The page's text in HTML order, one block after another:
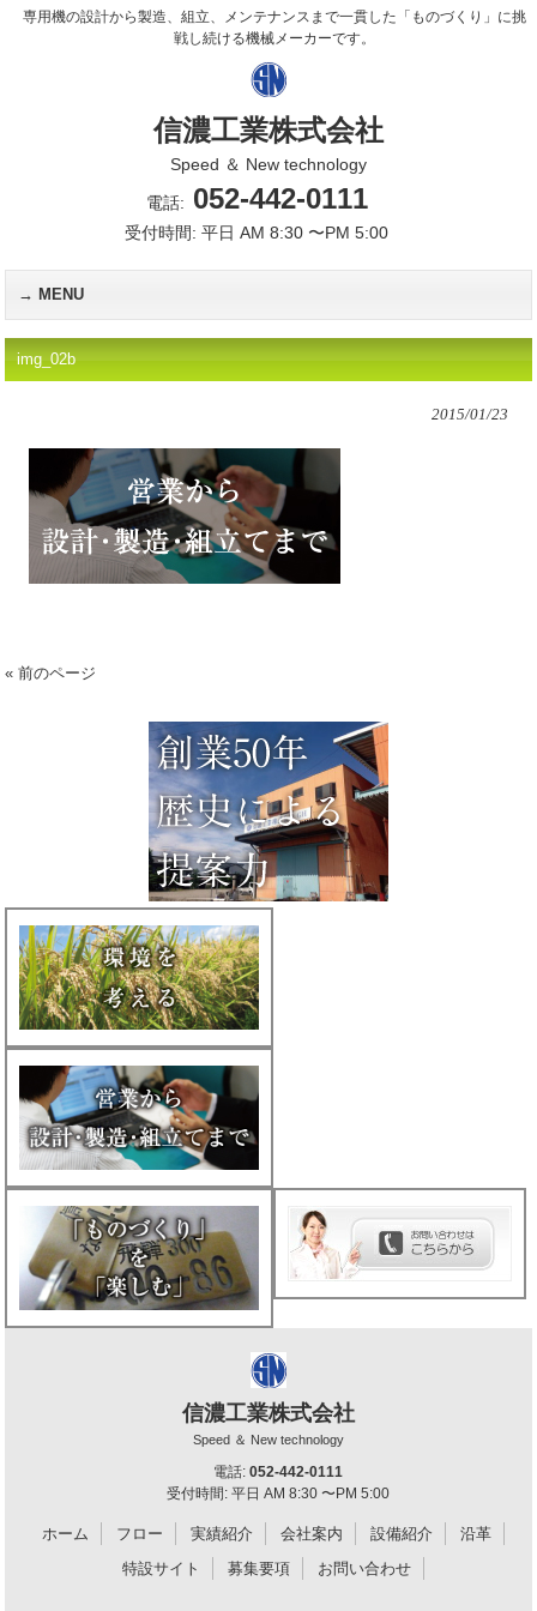
専用機の設計から製造、組立、メンテナンスまで一貫した「ものづくり」に挑
戦し続ける機械メーカーです。
信濃工業株式会社
Speed ＆ New technology
電話: 052-442-0111
受付時間: 平日 AM 8:30 〜PM 5:00
MENU
img_02b
2015/01/23
« 前のページ
信濃工業株式会社
Speed ＆ New technology
電話:052-442-0111
受付時間: 平日 AM 8:30 〜PM 5:00
ホーム フロー 実績紹介 会社案内 設備紹介
沿革
特設サイト
募集要項 お問い合わせ